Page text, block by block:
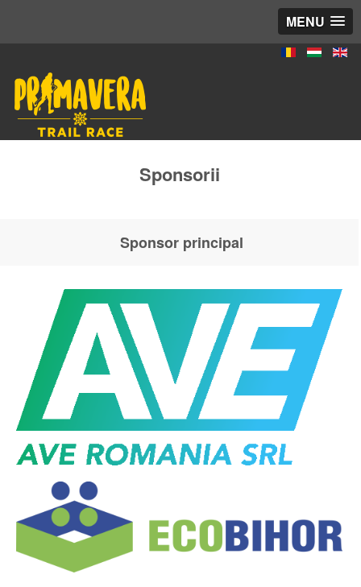
MENU
Sponsorii
Sponsor principal